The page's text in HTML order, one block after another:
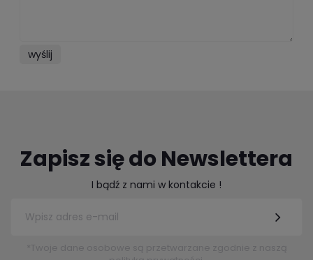
wyślij
Zapisz się do Newslettera
I bądź z nami w kontakcie !